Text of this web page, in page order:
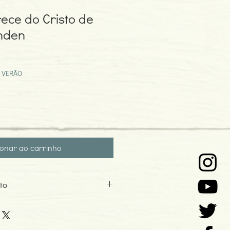
do Cristo de
ao carrinho